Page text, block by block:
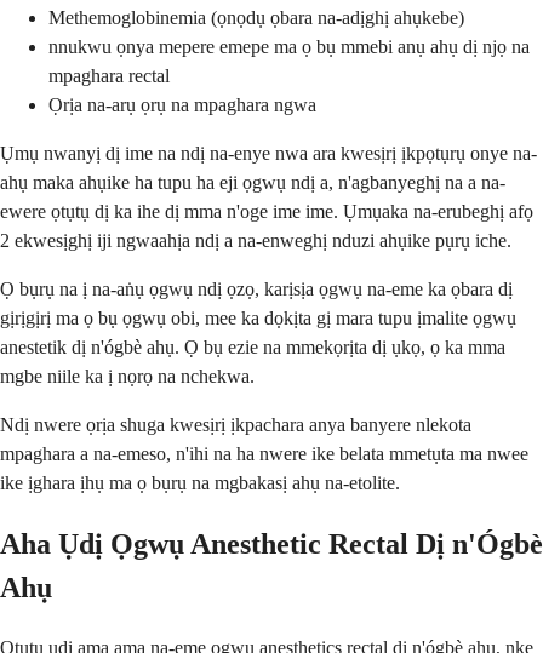
Methemoglobinemia (ọnọdụ ọbara na-adịghị ahụkebe)
nnukwu ọnya mepere emepe ma ọ bụ mmebi anụ ahụ dị njọ na
mpaghara rectal
Ọrịa na-arụ ọrụ na mpaghara ngwa
Ụmụ nwanyị dị ime na ndị na-enye nwa ara kwesịrị ịkpọtụrụ onye na-
ahụ maka ahụike ha tupu ha eji ọgwụ ndị a, n'agbanyeghị na a na-
ewere ọtụtụ dị ka ihe dị mma n'oge ime ime. Ụmụaka na-erubeghị afọ
2 ekwesịghị iji ngwaahịa ndị a na-enweghị nduzi ahụike pụrụ iche.
Ọ bụrụ na ị na-aṅụ ọgwụ ndị ọzọ, karịsịa ọgwụ na-eme ka ọbara dị
gịrịgịrị ma ọ bụ ọgwụ obi, mee ka dọkịta gị mara tupu ịmalite ọgwụ
anestetik dị n'ógbè ahụ. Ọ bụ ezie na mmekọrịta dị ụkọ, ọ ka mma
mgbe niile ka ị nọrọ na nchekwa.
Ndị nwere ọrịa shuga kwesịrị ịkpachara anya banyere nlekota
mpaghara a na-emeso, n'ihi na ha nwere ike belata mmetụta ma nwee
ike ịghara ịhụ ma ọ bụrụ na mgbakasị ahụ na-etolite.
Aha Ụdị Ọgwụ Anesthetic Rectal Dị n'Ógbè
Ahụ
Ọtụtụ ụdị ama ama na-eme ọgwụ anesthetics rectal dị n'ógbè ahụ, nke